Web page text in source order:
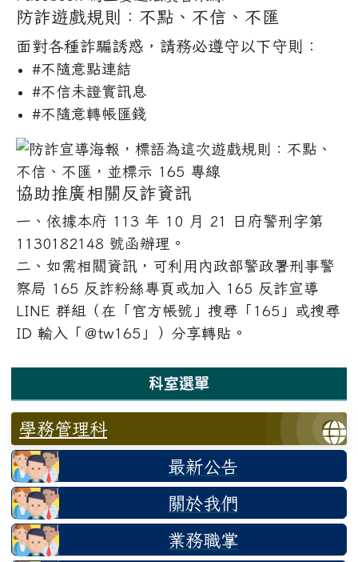
防詐遊戲規則：不點、不信、不匯
面對各種詐騙誘惑，請務必遵守以下守則：
#不隨意點連結
#不信未證實訊息
#不隨意轉帳匯錢
協助推廣相關反詐資訊
一、依據本府 113 年 10 月 21 日府警刑字第
1130182148 號函辦理。
二、如需相關資訊，可利用內政部警政署刑事警
察局 165 反詐粉絲專頁或加入 165 反詐宣導
LINE 群組（在「官方帳號」搜尋「165」或搜尋
ID 輸入「＠tw165」）分享轉貼。
科室選單
學務管理科
最新公告
關於我們
業務職掌